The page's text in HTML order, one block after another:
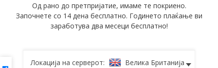
Од рано до претпријатие, имаме те покриено.
Започнете со 14 дена бесплатно. Годинето плаќање ви
заработува два месеци бесплатно!
Локација на серверот: Велика Британија